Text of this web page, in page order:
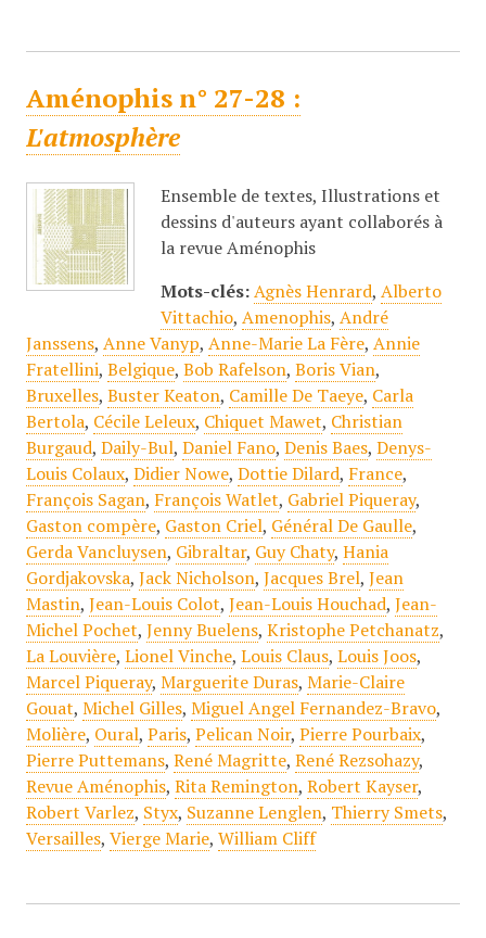
Aménophis n° 27-28 :
L'atmosphère
Ensemble de textes, Illustrations et
dessins d'auteurs ayant collaborés à
la revue Aménophis
Mots-clés: Agnès Henrard, Alberto
Vittachio, Amenophis, André
Janssens, Anne Vanyp, Anne-Marie La Fère, Annie
Fratellini, Belgique, Bob Rafelson, Boris Vian,
Bruxelles, Buster Keaton, Camille De Taeye, Carla
Bertola, Cécile Leleux, Chiquet Mawet, Christian
Burgaud, Daily-Bul, Daniel Fano, Denis Baes, Denys-
Louis Colaux, Didier Nowe, Dottie Dilard, France,
François Sagan, François Watlet, Gabriel Piqueray,
Gaston compère, Gaston Criel, Général De Gaulle,
Gerda Vancluysen, Gibraltar, Guy Chaty, Hania
Gordjakovska, Jack Nicholson, Jacques Brel, Jean
Mastin, Jean-Louis Colot, Jean-Louis Houchad, Jean-
Michel Pochet, Jenny Buelens, Kristophe Petchanatz,
La Louvière, Lionel Vinche, Louis Claus, Louis Joos,
Marcel Piqueray, Marguerite Duras, Marie-Claire
Gouat, Michel Gilles, Miguel Angel Fernandez-Bravo,
Molière, Oural, Paris, Pelican Noir, Pierre Pourbaix,
Pierre Puttemans, René Magritte, René Rezsohazy,
Revue Aménophis, Rita Remington, Robert Kayser,
Robert Varlez, Styx, Suzanne Lenglen, Thierry Smets,
Versailles, Vierge Marie, William Cliff